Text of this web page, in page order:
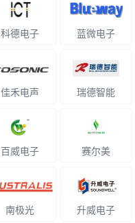
科德电子 蓝微电子
佳禾电声 瑞德智能
百威电子 赛尔美
南极光 升威电子